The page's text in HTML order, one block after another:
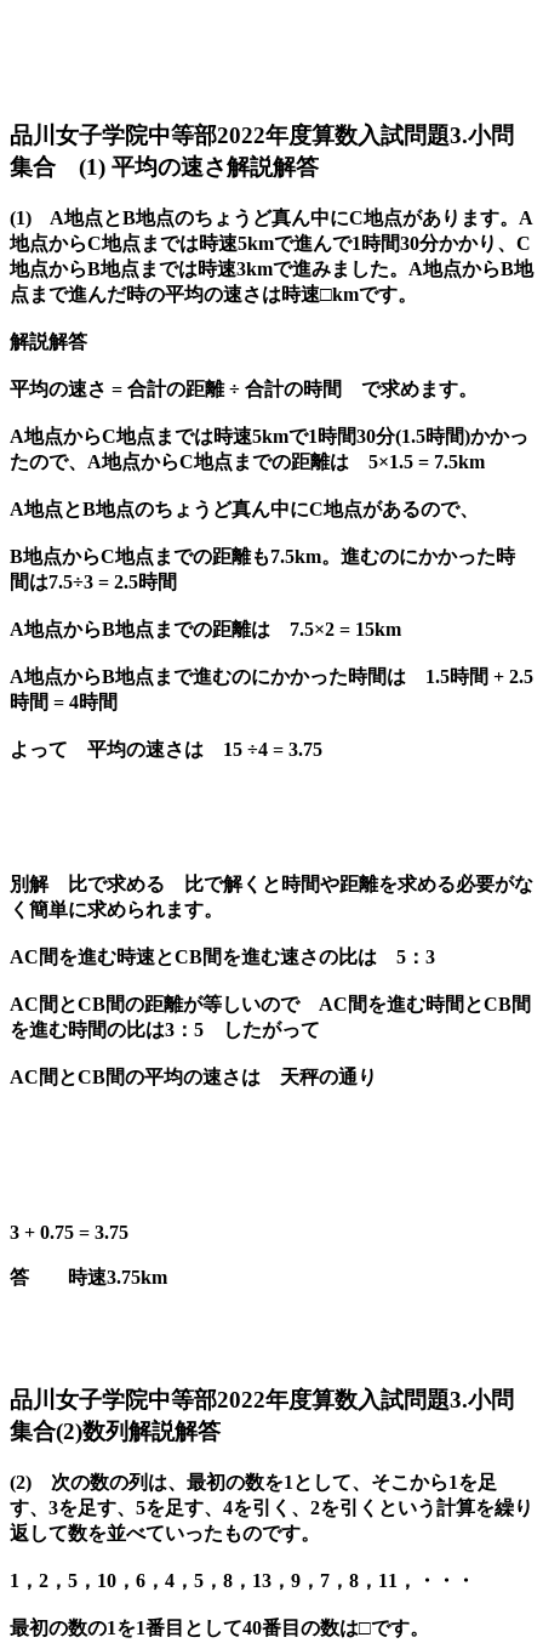
品川女子学院中等部2022年度算数入試問題3.小問
集合 (1) 平均の速さ解説解答
(1) A地点とB地点のちょうど真ん中にC地点があります。A
地点からC地点までは時速5kmで進んで1時間30分かかり、C
地点からB地点までは時速3kmで進みました。A地点からB地
点まで進んだ時の平均の速さは時速□kmです。
解説解答
平均の速さ = 合計の距離 ÷ 合計の時間 で求めます。
A地点からC地点までは時速5kmで1時間30分(1.5時間)かかっ
たので、A地点からC地点までの距離は 5×1.5 = 7.5km
A地点とB地点のちょうど真ん中にC地点があるので、
B地点からC地点までの距離も7.5km。進むのにかかった時
間は7.5÷3 = 2.5時間
A地点からB地点までの距離は 7.5×2 = 15km
A地点からB地点まで進むのにかかった時間は 1.5時間 + 2.5
時間 = 4時間
よって 平均の速さは 15 ÷4 = 3.75
別解 比で求める 比で解くと時間や距離を求める必要がな
く簡単に求められます。
AC間を進む時速とCB間を進む速さの比は 5：3
AC間とCB間の距離が等しいので AC間を進む時間とCB間
を進む時間の比は3：5 したがって
AC間とCB間の平均の速さは 天秤の通り
3 + 0.75 = 3.75
答 時速3.75km
品川女子学院中等部2022年度算数入試問題3.小問
集合(2)数列解説解答
(2) 次の数の列は、最初の数を1として、そこから1を足
す、3を足す、5を足す、4を引く、2を引くという計算を繰り
返して数を並べていったものです。
1，2，5，10，6，4，5，8，13，9，7，8，11，・・・
最初の数の1を1番目として40番目の数は□です。